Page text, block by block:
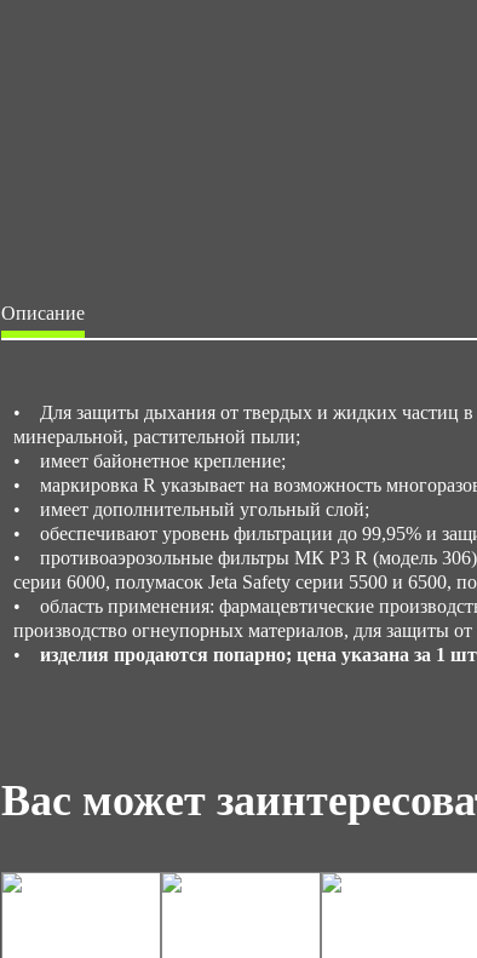
Описание
• Для защиты дыхания от твердых и жидких частиц в
минеральной, растительной пыли;
• имеет байонетное крепление;
• маркировка R указывает на возможность
• имеет дополнительный угольный слой;
• обеспечивают уровень фильтрации до 99,95% и
• противоаэрозольные фильтры МК Р3 R (модель
серии 6000, полумасок Jeta Safety серии 5500 и 6500,
• область применения: фармацевтические
производство огнеупорных материалов, для защиты
•
изделия продаются попарно; цена указана за 1
Вас может